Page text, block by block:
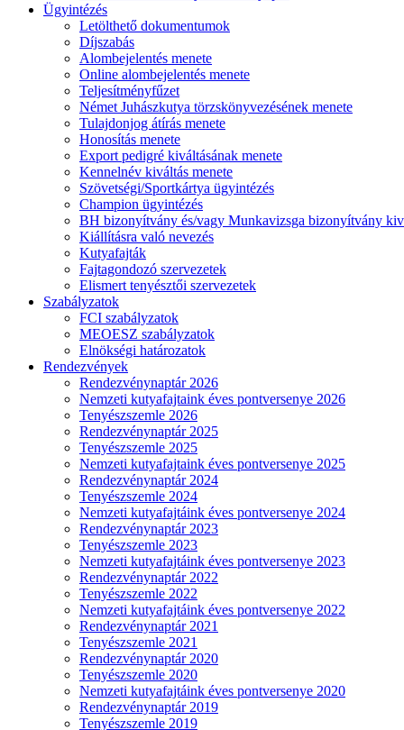
Ügyintézés
Letölthető dokumentumok
Díjszabás
Alombejelentés menete
Online alombejelentés menete
Teljesítményfűzet
Német Juhászkutya törzskönyvezésének menete
Tulajdonjog átírás menete
Honosítás menete
Export pedigré kiváltásának menete
Kennelnév kiváltás menete
Szövetségi/Sportkártya ügyintézés
Champion ügyintézés
BH bizonyítvány és/vagy Munkavizsga bizonyítvány
Kiállításra való nevezés
Kutyafajták
Fajtagondozó szervezetek
Elismert tenyésztői szervezetek
Szabályzatok
FCI szabályzatok
MEOESZ szabályzatok
Elnökségi határozatok
Rendezvények
Rendezvénynaptár 2026
Nemzeti kutyafajtaink éves pontversenye 2026
Tenyészszemle 2026
Rendezvénynaptár 2025
Tenyészszemle 2025
Nemzeti kutyafajtaink éves pontversenye 2025
Rendezvénynaptár 2024
Tenyészszemle 2024
Nemzeti kutyafajtáink éves pontversenye 2024
Rendezvénynaptár 2023
Tenyészszemle 2023
Nemzeti kutyafajtáink éves pontversenye 2023
Rendezvénynaptár 2022
Tenyészszemle 2022
Nemzeti kutyafajtáink éves pontversenye 2022
Rendezvénynaptár 2021
Tenyészszemle 2021
Rendezvénynaptár 2020
Tenyészszemle 2020
Nemzeti kutyafajtáink éves pontversenye 2020
Rendezvénynaptár 2019
Tenyészszemle 2019